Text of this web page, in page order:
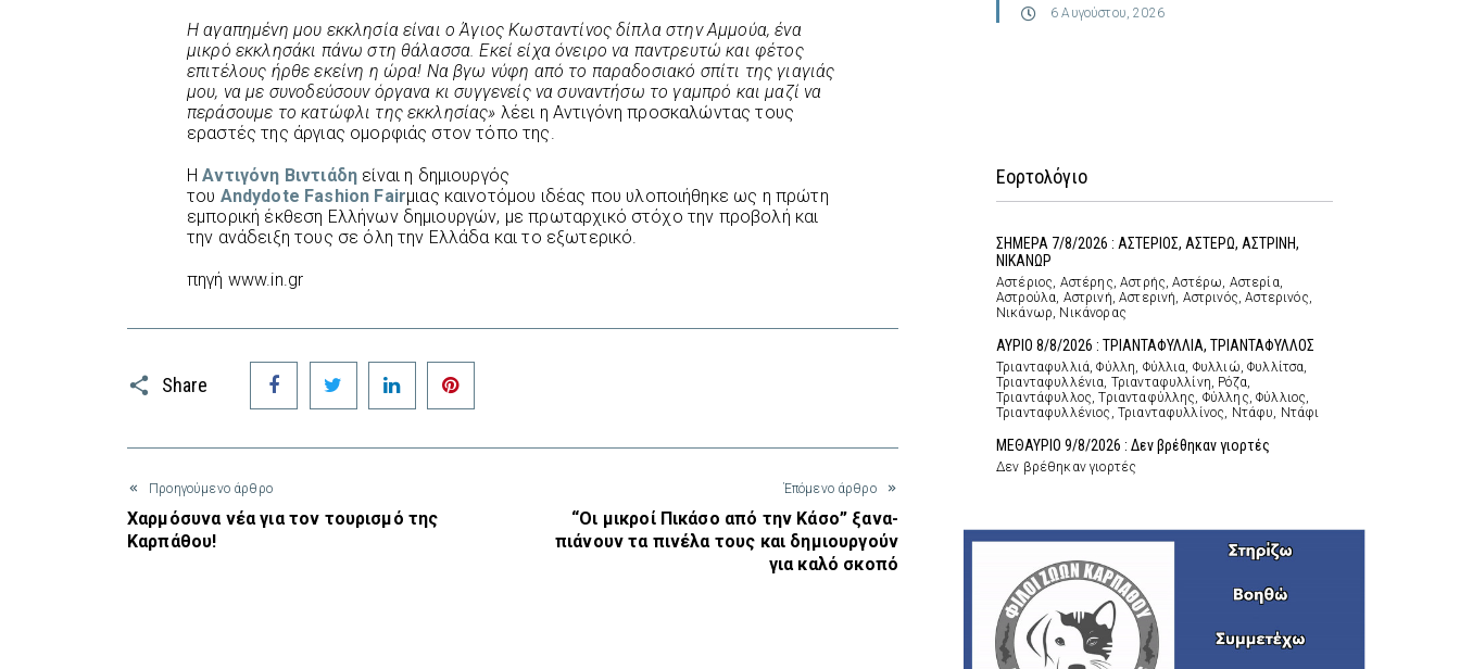
Η αγαπημένη μου εκκλησία είναι ο Άγιος Κωσταντίνος δίπλα στην Αμμούα, ένα
μικρό εκκλησάκι πάνω στη θάλασσα. Εκεί είχα όνειρο να παντρευτώ και φέτος
επιτέλους ήρθε εκείνη η ώρα! Να βγω νύφη από το παραδοσιακό σπίτι της γιαγιάς
μου, να με συνοδεύσουν όργανα κι συγγενείς να συναντήσω το γαμπρό και μαζί να
περάσουμε το κατώφλι της εκκλησίας» λέει η Αντιγόνη προσκαλώντας τους
εραστές της άργιας ομορφιάς στον τόπο της.
ΗΑντιγόνη Βιντιάδη είναι η δημιουργός
του Andydote Fashion Fairμιας καινοτόμου ιδέας που υλοποιήθηκε ως η πρώτη
εμπορική έκθεση Ελλήνων δημιουργών, με πρωταρχικό στόχο την προβολή και
την ανάδειξη τους σε όλη την Ελλάδα και το εξωτερικό.
πηγή www.in.gr
Share
Facebook Twitter LinkedIn
Προηγούμενο άρθρο
Χαρμόσυνα νέα για τον τουρισμό της
Καρπάθου!
Έπόμενο άρθρο
“Οι μικροί Πικάσο από την Κάσο” ξανα-
πιάνουν τα πινέλα τους και δημιουργούν
για καλό σκοπό
6 Αυγούστου, 2026
Εορτολόγιο
ΣΗΜΕΡΑ 7/8/2026 : ΑΣΤΕΡΙΟΣ, ΑΣΤΕΡΩ, ΑΣΤΡΙΝΗ,
ΝΙΚΑΝΩΡ
Αστέριος, Αστέρης, Αστρής, Αστέρω, Αστερία,
Αστρούλα, Αστρινή, Αστερινή, Αστρινός, Αστερινός,
Νικάνωρ, Νικάνορας
ΑΥΡΙΟ 8/8/2026 : ΤΡΙΑΝΤΑΦΥΛΛΙΑ, ΤΡΙΑΝΤΑΦΥΛΛΟΣ
Τριανταφυλλιά, Φύλλη, Φύλλια, Φυλλιώ, Φυλλίτσα,
Τριανταφυλλένια, Τριανταφυλλίνη, Ρόζα,
Τριαντάφυλλος, Τριανταφύλλης, Φύλλης, Φύλλιος,
Τριανταφυλλένιος, Τριανταφυλλίνος, Ντάφυ, Ντάφι
ΜΕΘΑΥΡΙΟ 9/8/2026 : Δεν βρέθηκαν γιορτές
Δεν βρέθηκαν γιορτές